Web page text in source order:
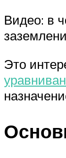
Видео: в
Это